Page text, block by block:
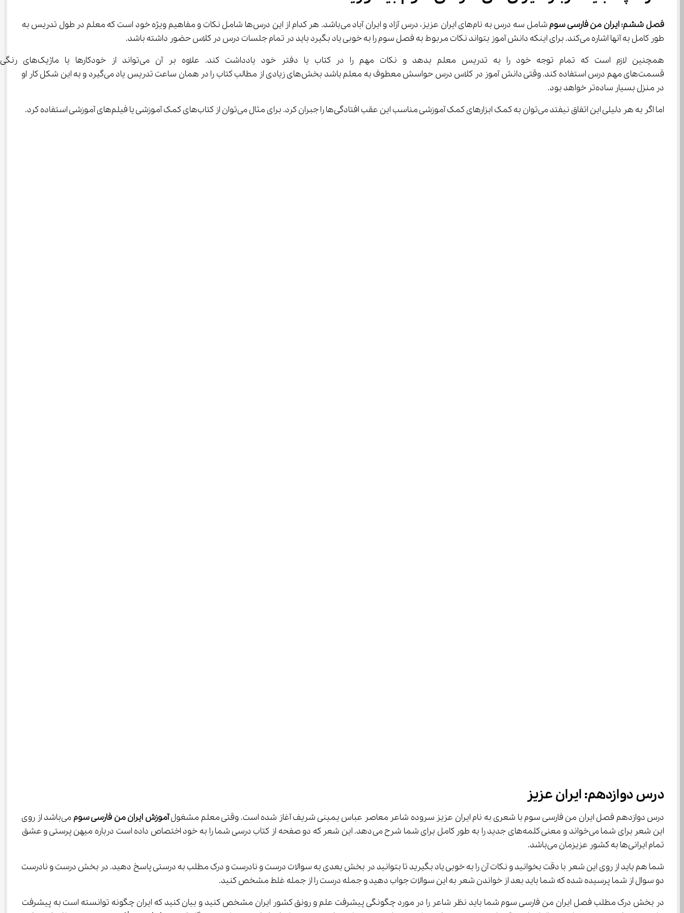
فصل ششم: ایران من فارسی سوم
شامل سه درس به نام‌های ایران عزیز، درس آزاد و ایران آباد می‌باشد. هر کدام از این درس‌ها شامل نکات و مفاهیم ویژه خود است که معلم در طول تدریس به
طور کامل به آنها اشاره می‌کند. برای اینکه دانش آموز بتواند نکات مربوط به فصل سوم را به خوبی یاد بگیرد باید در تمام جلسات درس در کلاس حضور داشته باشد.
همچنین لازم است که تمام توجه خود را به تدریس
قسمت‌های مهم درس استفاده کند. وقتی دانش آموز در کلاس درس حواسش معطوف به معلم باشد بخش‌های زیادی از مطالب کتاب را در همان ساعت تدریس یاد می‌گیرد و به این شکل کار او
در منزل بسیار ساده‌تر خواهد بود.
اما اگر به هر دلیلی این اتفاق نیفتد ‌می‌توان به کمک ابزارهای کمک آموزشی مناسب این عقب افتادگی‌ها را جبران کرد. برای مثال می‌توان از کتاب‌های کمک آموزشی یا فیلم‌های آموزشی استفاده کرد.
درس دوازدهم: ایران عزیز
درس دوازدهم فصل ایران من فارسی سوم با شعری به نام ایران عزیز سروده شاعر معاصر عباس یمینی شریف آغاز شده است. وقتی معلم مشغول آموزش ایران من فارسی سوم
می‌باشد از روی
این شعر برای شما می‌خواند و معنی کلمه‌های جدید را به طور کامل برای شما شرح می‌دهد. این شعر که دو صفحه از کتاب درسی شما را به خود اختصاص داده است درباره میهن پرستی و عشق
تمام ایرانی‌ها به کشور عزیزمان می‌باشد.
شما هم باید از روی این شعر با دقت بخوانید و نکات آن را به خوبی یاد بگیرید تا بتوانید در بخش بعدی به سوالات درست و نادرست و درک مطلب به درستی پاسخ دهید. در بخش درست و نادرست
دو سوال از شما پرسیده شده که شما باید بعد از خواندن شعر به این سوالات جواب دهید و جمله درست را از جمله غلط مشخص کنید.
در بخش درک مطلب فصل ایران من فارسی سوم شما باید نظر شاعر را در مورد چگونگی پیشرفت علم و رونق کشور ایران مشخص کنید و بیان کنید که ایران چگونه توانسته است به پیشرفت